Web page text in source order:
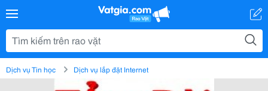
Dịch vụ Tin học Dịch vụ lắp đặt Internet